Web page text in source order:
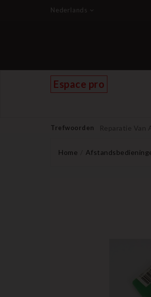
Nederlands
Espace pro
Trefwoorden Reparatie Van
Home